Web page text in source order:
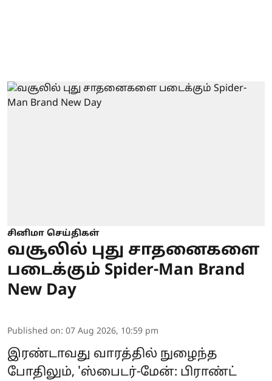
சினிமா செய்திகள்
வசூலில் புது சாதனைகளை
படைக்கும் Spider-Man Brand
New Day
Published on: 07 Aug 2026, 10:59 pm
இரண்டாவது வாரத்தில் நுழைந்த
போதிலும், 'ஸ்பைடர்-மேன்: பிராண்ட்